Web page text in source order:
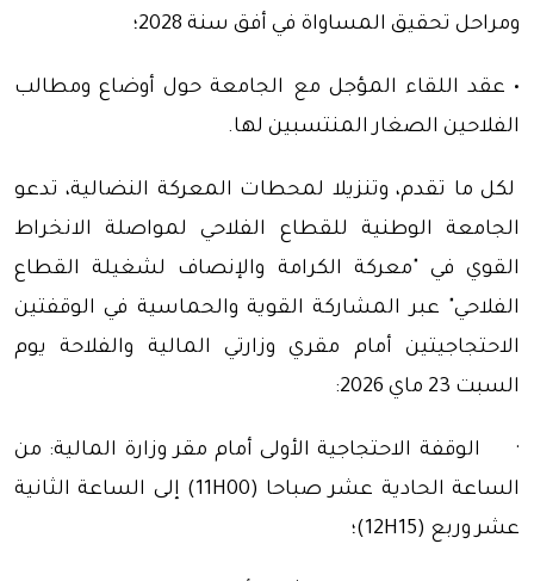
ومراحل تحقيق المساواة في أفق سنة 2028؛
• عقد اللقاء المؤجل مع الجامعة حول أوضاع ومطالب
الفلاحين الصغار المنتسبين لها.
لكل ما تقدم، وتنزيلا لمحطات المعركة النضالية، تدعو
الجامعة الوطنية للقطاع الفلاحي لمواصلة الانخراط
القوي في "معركة الكرامة والإنصاف لشغيلة القطاع
الفلاحي" عبر المشاركة القوية والحماسية في الوقفتين
الاحتجاجيتين أمام مقري وزارتي المالية والفلاحة يوم
السبت 23 ماي 2026:
· الوقفة الاحتجاجية الأولى أمام مقر وزارة المالية: من
الساعة الحادية عشر صباحا (11H00) إلى الساعة الثانية
عشر وربع (12H15)؛